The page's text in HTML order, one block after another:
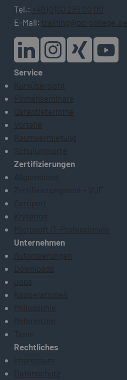
Tel.: +49 (0)30 235 00 00
E-Mail: training@pc-college.de
Service
Kursübersicht
Firmenseminare
Garantietermine
Vorteile
Raumvermietung
Schulungsorte
Zertifizierungen
Allgemeines
Zertifizierungstest - VUE
Certiport
Kryterion
Microsoft IT-Professionals
Unternehmen
Autorisierungen
Downloads
Jobs
Kooperationen
Philosophie
Referenzen
Team
Rechtliches
Impressum
Datenschutz